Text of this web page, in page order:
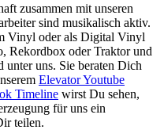
zusammen mit unseren
sind musikalisch aktiv.
Vinyl oder als Digital Vinyl
Rekordbox oder Traktor und
unter uns. Sie beraten Dich
Elevator Youtube
Timeline wirst Du sehen,
für uns ein
teilen.